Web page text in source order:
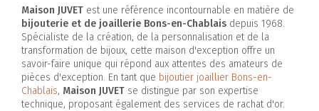
Maison JUVET est une référence incontournable en matière de
bijouterie et de joaillerie Bons-en-Chablais depuis 1968.
Spécialiste de la création, de la personnalisation et de la
transformation de bijoux, cette maison d'exception offre un
savoir-faire unique qui répond aux attentes des amateurs de
pièces d'exception. En tant que bijoutier joaillier Bons-en-
Chablais, Maison JUVET se distingue par son expertise
technique, proposant également des services de rachat d'or.